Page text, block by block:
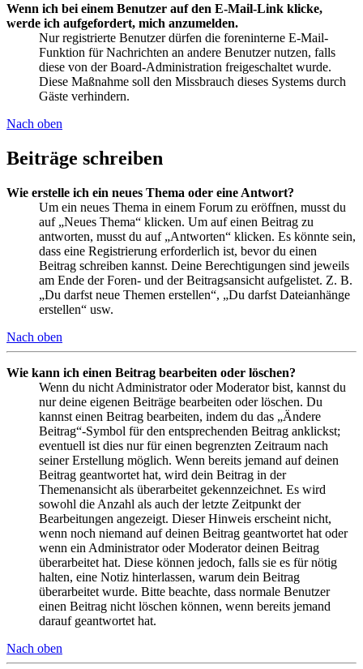
Wenn ich bei einem Benutzer auf den E-Mail-Link klicke,
werde ich aufgefordert, mich anzumelden.
Nur registrierte Benutzer dürfen die foreninterne E-Mail-
Funktion für Nachrichten an andere Benutzer nutzen, falls
diese von der Board-Administration freigeschaltet wurde.
Diese Maßnahme soll den Missbrauch dieses Systems durch
Gäste verhindern.
Nach oben
Beiträge schreiben
Wie erstelle ich ein neues Thema oder eine Antwort?
Um ein neues Thema in einem Forum zu eröffnen, musst du
auf „Neues Thema“ klicken. Um auf einen Beitrag zu
antworten, musst du auf „Antworten“ klicken. Es könnte sein,
dass eine Registrierung erforderlich ist, bevor du einen
Beitrag schreiben kannst. Deine Berechtigungen sind jeweils
am Ende der Foren- und der Beitragsansicht aufgelistet. Z. B.
„Du darfst neue Themen erstellen“, „Du darfst Dateianhänge
erstellen“ usw.
Nach oben
Wie kann ich einen Beitrag bearbeiten oder löschen?
Wenn du nicht Administrator oder Moderator bist, kannst du
nur deine eigenen Beiträge bearbeiten oder löschen. Du
kannst einen Beitrag bearbeiten, indem du das „Ändere
Beitrag“-Symbol für den entsprechenden Beitrag anklickst;
eventuell ist dies nur für einen begrenzten Zeitraum nach
seiner Erstellung möglich. Wenn bereits jemand auf deinen
Beitrag geantwortet hat, wird dein Beitrag in der
Themenansicht als überarbeitet gekennzeichnet. Es wird
sowohl die Anzahl als auch der letzte Zeitpunkt der
Bearbeitungen angezeigt. Dieser Hinweis erscheint nicht,
wenn noch niemand auf deinen Beitrag geantwortet hat oder
wenn ein Administrator oder Moderator deinen Beitrag
überarbeitet hat. Diese können jedoch, falls sie es für nötig
halten, eine Notiz hinterlassen, warum dein Beitrag
überarbeitet wurde. Bitte beachte, dass normale Benutzer
einen Beitrag nicht löschen können, wenn bereits jemand
darauf geantwortet hat.
Nach oben